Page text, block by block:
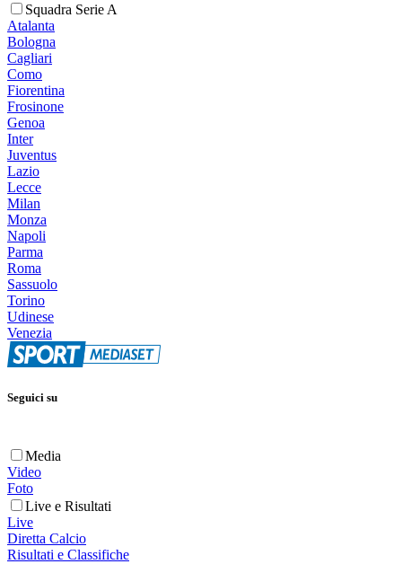
Squadra Serie A
Atalanta
Bologna
Cagliari
Como
Fiorentina
Frosinone
Genoa
Inter
Juventus
Lazio
Lecce
Milan
Monza
Napoli
Parma
Roma
Sassuolo
Torino
Udinese
Venezia
Seguici su
Media
Video
Foto
Live e Risultati
Live
Diretta Calcio
Risultati e Classifiche